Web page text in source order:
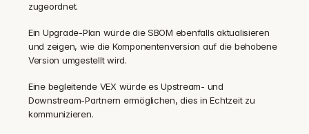
zugeordnet.
Ein Upgrade-Plan würde die SBOM ebenfalls aktualisieren
und zeigen, wie die Komponentenversion auf die behobene
Version umgestellt wird.
Eine begleitende VEX würde es Upstream- und
Downstream-Partnern ermöglichen, dies in Echtzeit zu
kommunizieren.